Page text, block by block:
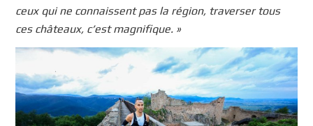
ceux qui ne connaissent pas la région, traverser tous
ces châteaux, c’est magnifique. »